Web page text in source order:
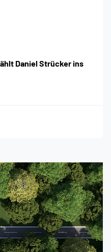
Daniel Strücker ins